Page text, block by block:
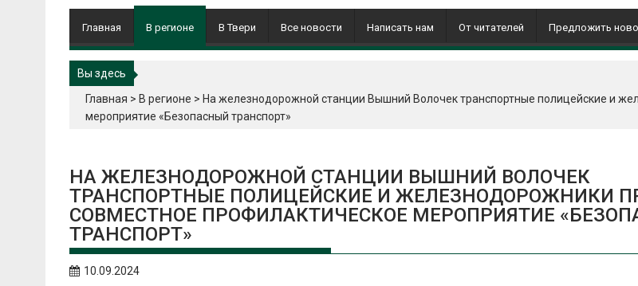
Главная В регионе В Твери Все новости Написать нам От читателей Предложить
Вы здесь
Главная > В регионе > На железнодорожной станции Вышний Волочек транспортные полицейские и
мероприятие «Безопасный транспорт»
НА ЖЕЛЕЗНОДОРОЖНОЙ СТАНЦИИ ВЫШНИЙ ВОЛОЧЕК
ТРАНСПОРТНЫЕ ПОЛИЦЕЙСКИЕ И ЖЕЛЕЗНОДОРОЖНИКИ
СОВМЕСТНОЕ ПРОФИЛАКТИЧЕСКОЕ МЕРОПРИЯТИЕ
ТРАНСПОРТ»
10.09.2024